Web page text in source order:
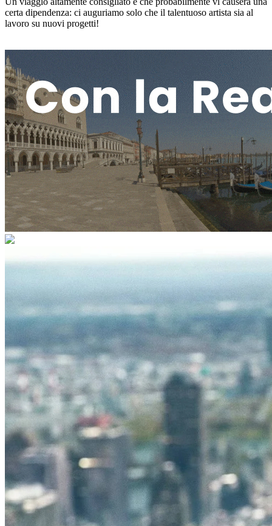
certa dipendenza: ci auguriamo solo che il talentuoso artista sia al
lavoro su nuovi progetti!